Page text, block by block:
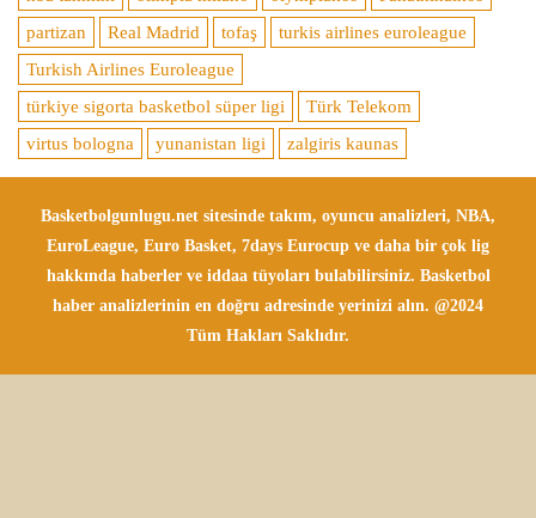
partizan
Real Madrid tofaş
turkis airlines euroleague
Turkish Airlines Euroleague
türkiye sigorta basketbol süper ligi
Türk Telekom
virtus bologna
yunanistan ligi zalgiris kaunas
Basketbolgunlugu.net sitesinde takım, oyuncu analizleri, NBA,
EuroLeague, Euro Basket, 7days Eurocup ve daha bir çok lig
hakkında haberler ve iddaa tüyoları bulabilirsiniz. Basketbol
haber analizlerinin en doğru adresinde yerinizi alın. @2024
Tüm Hakları Saklıdır.